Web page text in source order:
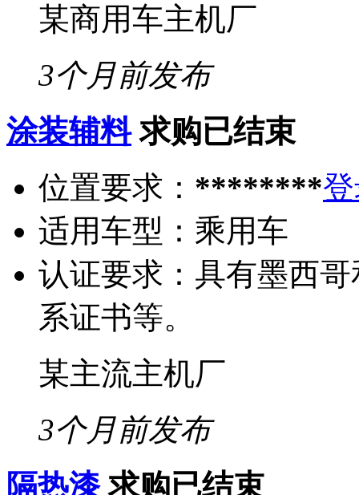
某商用车主机厂
3个月前发布
涂装辅料 求购已结束
位置要求： ********
适用车型： 乘用车
认证要求： 具有墨西
系证书等。
某主流主机厂
3个月前发布
隔热漆 求购已结束